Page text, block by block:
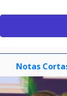
Notas